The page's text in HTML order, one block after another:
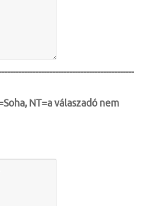
NT=a válaszadó nem